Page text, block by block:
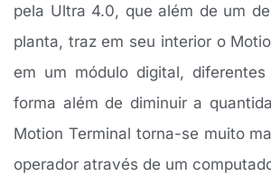
pela Ultra 4.0, que além de um
planta, traz em seu interior o
em um módulo digital,
forma além de diminuir a
Motion Terminal torna-se muito
operador através de um